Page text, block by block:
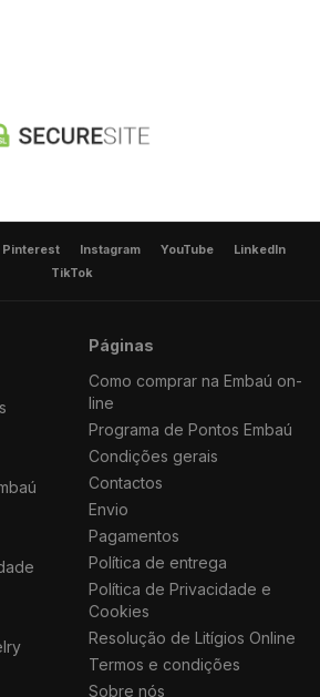
Pinterest Instagram YouTube
LinkedIn
TikTok
Páginas
Como comprar na Embaú on-
line
Programa de Pontos Embaú
Condições gerais
Contactos
Envio
Pagamentos
Política de entrega
Política de Privacidade e
Cookies
Resolução de Litígios Online
Termos e condições
Sobre nós